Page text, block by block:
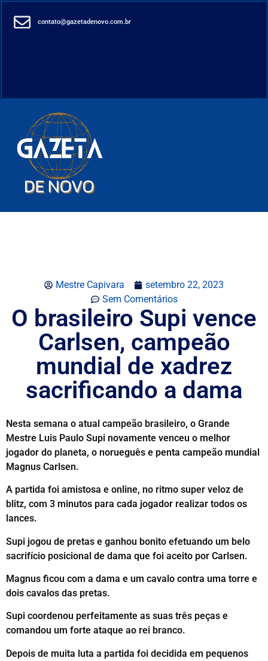
contato@gazetadenovo.com.br
Mestre Capivara
setembro 22, 2023
Sem Comentários
O brasileiro Supi vence
Carlsen, campeão
mundial de xadrez
sacrificando a dama
Nesta semana o atual campeão brasileiro, o Grande
Mestre Luis Paulo Supi novamente venceu o melhor
jogador do planeta, o norueguês e penta campeão mundial
Magnus Carlsen.
A partida foi amistosa e online, no ritmo super veloz de
blitz, com 3 minutos para cada jogador realizar todos os
lances.
Supi jogou de pretas e ganhou bonito efetuando um belo
sacrifício posicional de dama que foi aceito por Carlsen.
Magnus ficou com a dama e um cavalo contra uma torre e
dois cavalos das pretas.
Supi coordenou perfeitamente as suas três peças e
comandou um forte ataque ao rei branco.
Depois de muita luta a partida foi decidida em pequenos